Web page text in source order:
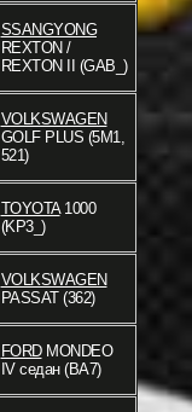
SSANGYONG
REXTON /
REXTON II (GAB_)
VOLKSWAGEN
GOLF PLUS (5M1,
521)
TOYOTA1000
(KP3_)
VOLKSWAGEN
PASSAT (362)
FORDMONDEO
IV седан (BA7)